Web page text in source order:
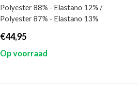
Polyester 88% - Elastano 12% /
Polyester 87% - Elastano 13%
€44,95
Op voorraad